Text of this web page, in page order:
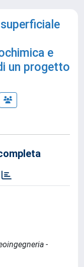
e
un progetto
-